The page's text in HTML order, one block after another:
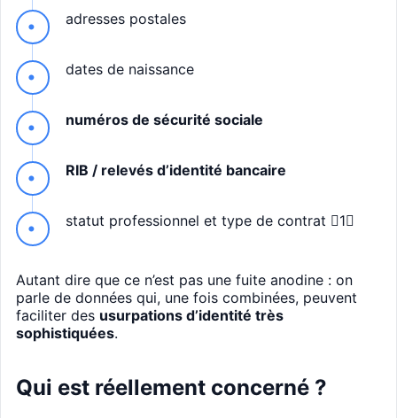
adresses postales
dates de naissance
numéros de sécurité sociale
RIB / relevés d’identité bancaire
statut professionnel et type de contrat 1
Autant dire que ce n’est pas une fuite anodine : on
parle de données qui, une fois combinées, peuvent
faciliter des usurpations d’identité très
sophistiquées.
Qui est réellement concerné ?